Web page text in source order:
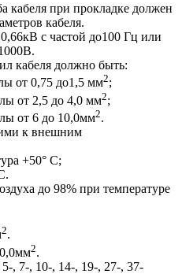
кабеля при прокладке должен
кабеля.
с частой до100 Гц или
кабеля должно быть:
от 0,75 до1,5 мм2;
от 2,5 до 4,0 мм2;
от 6 до 10,0мм2.
к внешним
+50° С;
до 98% при температуре
2.
2.
, 7-, 10-, 14-, 19-, 27-, 37-